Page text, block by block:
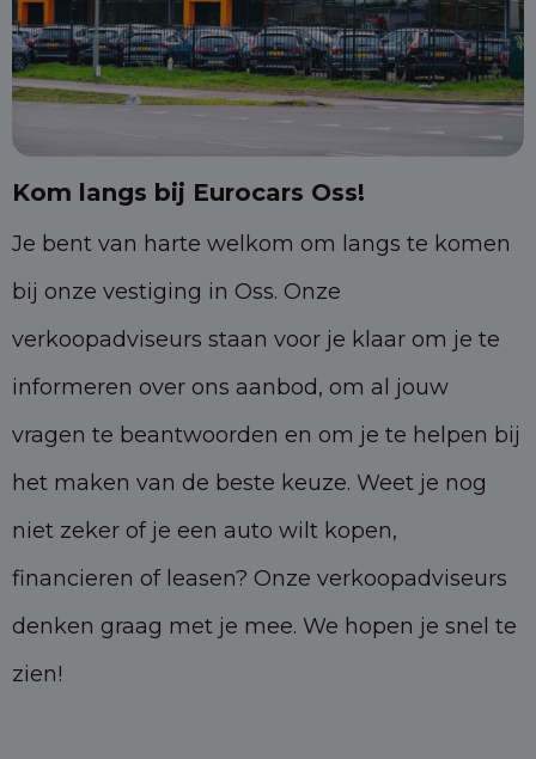
Kom langs bij Eurocars Oss!
Je bent van harte welkom om langs te komen
bij onze vestiging in Oss. Onze
verkoopadviseurs staan voor je klaar om je te
informeren over ons aanbod, om al jouw
vragen te beantwoorden en om je te helpen bij
het maken van de beste keuze. Weet je nog
niet zeker of je een auto wilt kopen,
financieren of leasen? Onze verkoopadviseurs
denken graag met je mee. We hopen je snel te
zien!